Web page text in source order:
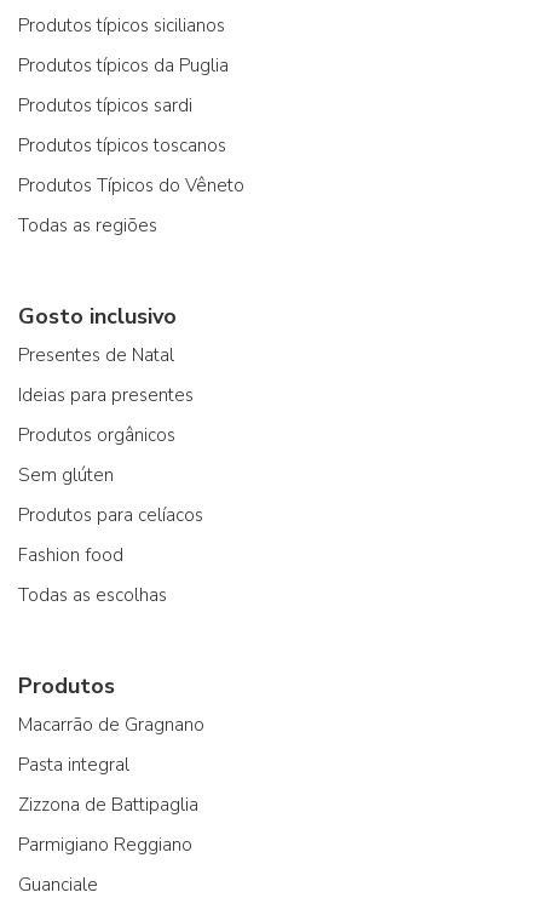
Produtos típicos sicilianos
Produtos típicos da Puglia
Produtos típicos sardi
Produtos típicos toscanos
Produtos Típicos do Vêneto
Todas as regiões
Gosto inclusivo
Presentes de Natal
Ideias para presentes
Produtos orgânicos
Sem glúten
Produtos para celíacos
Fashion food
Todas as escolhas
Produtos
Macarrão de Gragnano
Pasta integral
Zizzona de Battipaglia
Parmigiano Reggiano
Guanciale